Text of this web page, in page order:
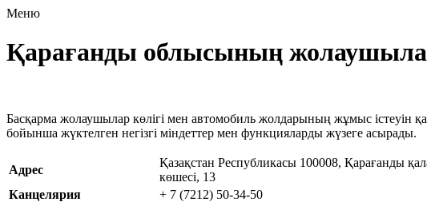
Меню
Қарағанды облысының
Басқарма жолаушылар көлігі мен автомобиль жолдарының жұмыс істеуін
бойынша жүктелген негізгі міндеттер мен функцияларды жүзеге асырады.
Адрес
Қазақстан Республикасы 100008, Қарағанды
көшесі, 13
Канцелярия
+ 7 (7212) 50-34-50